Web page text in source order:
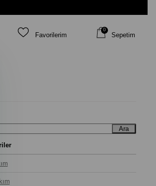
Favorilerim Sepetim
0
Ara